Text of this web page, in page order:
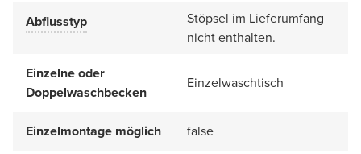
Abflusstyp
Stöpsel im Lieferumfang
nicht enthalten.
Einzelne oder
Doppelwaschbecken
Einzelwaschtisch
Einzelmontage möglich false